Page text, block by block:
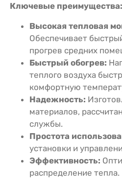
Ключевые преимущества:
Высокая тепловая
Обеспечивает
прогрев средних
Быстрый обогрев:
теплого воздуха
комфортную
Надежность:
материалов,
службы.
Простота
установки и
Эффективность:
распределение тепла.